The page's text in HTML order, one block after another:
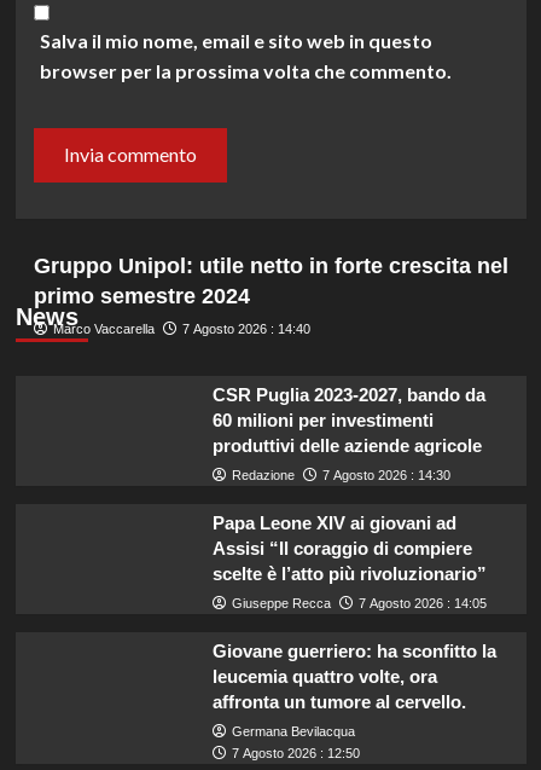
Salva il mio nome, email e sito web in questo
browser per la prossima volta che commento.
News
Gruppo Unipol: utile netto in forte crescita nel
primo semestre 2024
Marco Vaccarella 7 Agosto 2026 : 14:40
CSR Puglia 2023-2027, bando da
60 milioni per investimenti
produttivi delle aziende agricole
Redazione 7 Agosto 2026 : 14:30
Papa Leone XIV ai giovani ad
Assisi “Il coraggio di compiere
scelte è l’atto più rivoluzionario”
Giuseppe Recca 7 Agosto 2026 : 14:05
Giovane guerriero: ha sconfitto la
leucemia quattro volte, ora
affronta un tumore al cervello.
Germana Bevilacqua
7 Agosto 2026 : 12:50